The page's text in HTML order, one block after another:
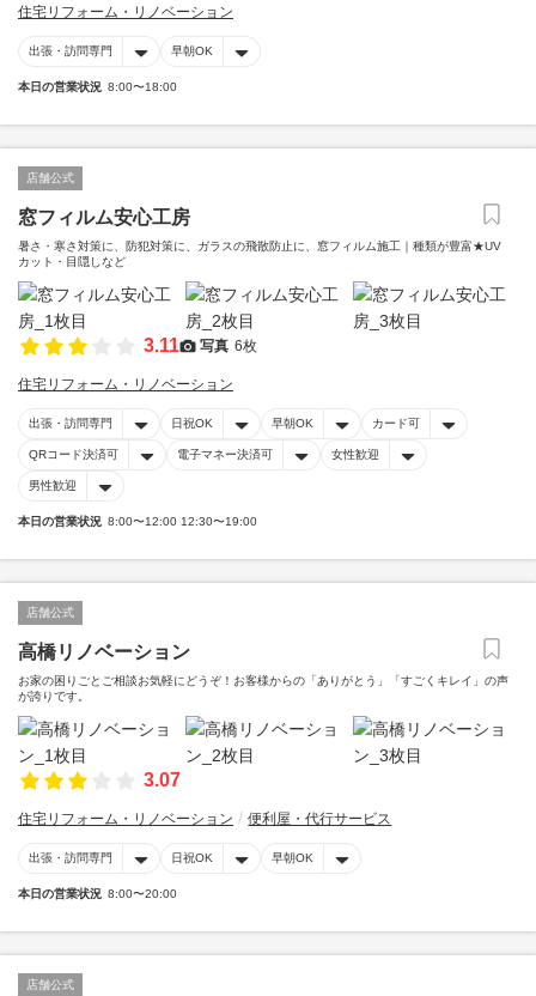
住宅リフォーム・リノベーション
出張・訪問専門 早朝OK
本日の営業状況 8:00〜18:00
店舗公式
窓フィルム安心工房
暑さ・寒さ対策に、防犯対策に、ガラスの飛散防止に、窓フィルム施工｜種類が豊富★UV
カット・目隠しなど
3.11 写真 6枚
住宅リフォーム・リノベーション
出張・訪問専門 日祝OK 早朝OK カード可
QRコード決済可 電子マネー決済可 女性歓迎
男性歓迎
本日の営業状況 8:00〜12:00 12:30〜19:00
店舗公式
高橋リノベーション
お家の困りごとご相談お気軽にどうぞ！お客様からの「ありがとう」「すごくキレイ」の声
が誇りです。
3.07
住宅リフォーム・リノベーション 便利屋・代行サービス
出張・訪問専門 日祝OK 早朝OK
本日の営業状況 8:00〜20:00
店舗公式